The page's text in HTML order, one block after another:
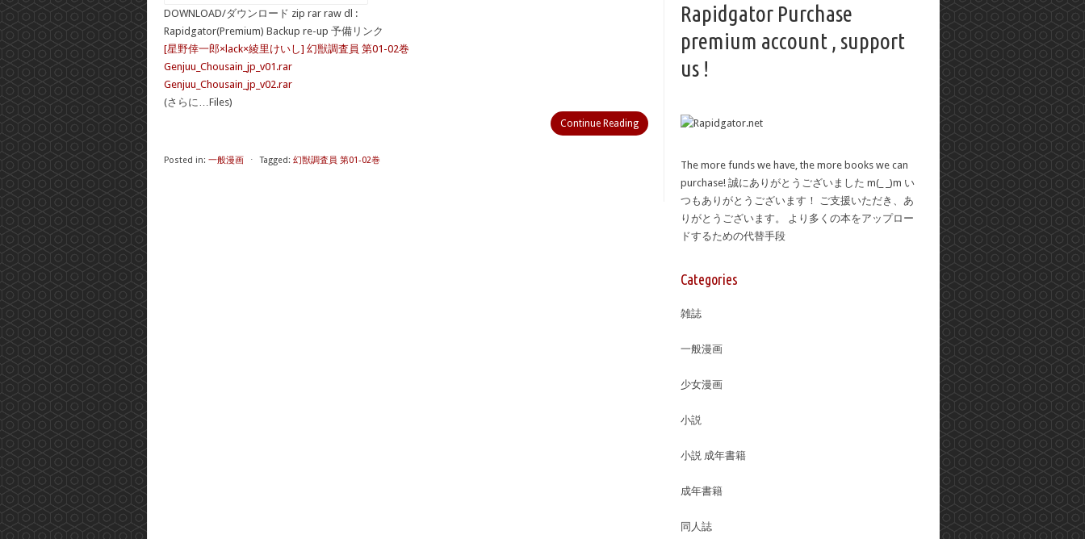
DOWNLOAD/ダウンロード zip rar raw dl :
Rapidgator(Premium) Backup re-up 予備リンク
[星野倖一郎×lack×綾里けいし] 幻獣調査員 第01-02巻
Genjuu_Chousain_jp_v01.rar
Genjuu_Chousain_jp_v02.rar
(さらに…Files)
Continue Reading
Posted in: 一般漫画 ⋅ Tagged: 幻獣調査員 第01-02巻
Rapidgator Purchase
premium account , support
us !
The more funds we have, the more books we can
purchase! 誠にありがとうございました m(_ _)m い
つもありがとうございます！ ご支援いただき、あ
りがとうございます。 より多くの本をアップロー
ドするための代替手段
Categories
雑誌
一般漫画
少女漫画
小説
小説 成年書籍
成年書籍
同人誌